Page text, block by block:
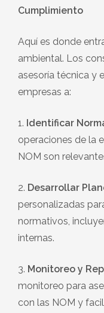
Cumplimiento
Aquí es donde
ambiental. Los
asesoría técnica y
empresas a:
1. Identificar
operaciones de la
NOM son
2. Desarrollar
personalizadas
normativos,
internas.
3. Monitoreo y
monitoreo para
con las NOM y